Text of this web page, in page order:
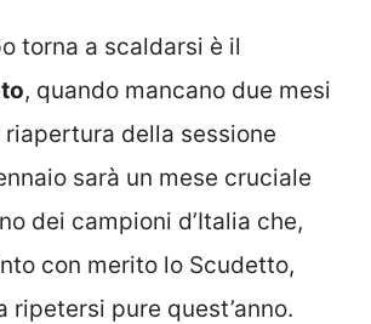
torna a scaldarsi è il
, quando mancano due mesi
riapertura della sessione
sarà un mese cruciale
dei campioni d’Italia che,
con merito lo Scudetto,
ripetersi pure quest’anno.